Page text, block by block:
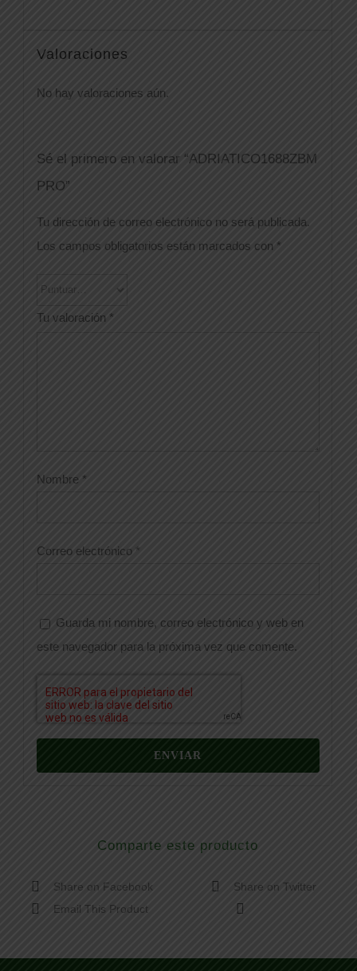
Valoraciones
No hay valoraciones aún.
Sé el primero en valorar “ADRIATICO1688ZBM
PRO”
Tu dirección de correo electrónico no será publicada.
Los campos obligatorios están marcados con *
Tu valoración *
Nombre *
Correo electrónico *
Guarda mi nombre, correo electrónico y web en
este navegador para la próxima vez que comente.
Comparte este producto
Share on Facebook
Share on Twitter
Email This Product